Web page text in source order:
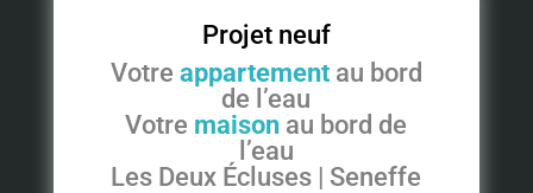
Projet neuf
Votre appartementau bord
de l’eau
Votre maison au bord de
l’eau
Les Deux Écluses | Seneffe